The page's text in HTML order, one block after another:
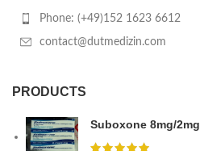
Phone: (+49)152 1623 6612
contact@dutmedizin.com
PRODUCTS
Suboxone 8mg/2mg